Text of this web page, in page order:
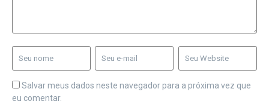
Salvar meus dados neste navegador para a próxima vez que
eu comentar.